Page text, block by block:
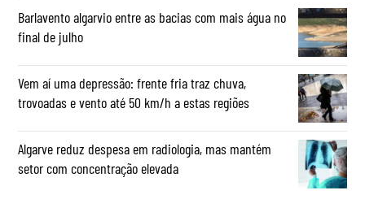
Barlavento algarvio entre as bacias com mais água no
final de julho
Vem aí uma depressão: frente fria traz chuva,
trovoadas e vento até 50 km/h a estas regiões
Algarve reduz despesa em radiologia, mas mantém
setor com concentração elevada